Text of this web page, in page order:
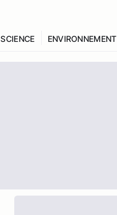
SCIENCE ENVIRONNEMENT